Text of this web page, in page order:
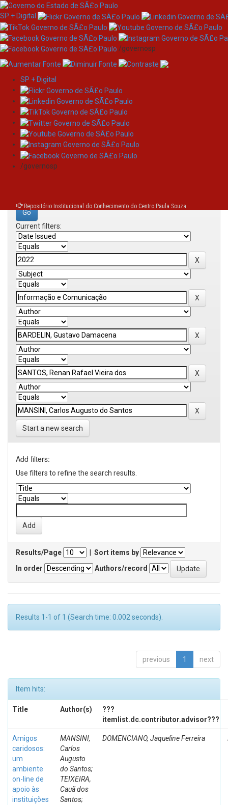
Skip
navigation
SP + Digital
/governosp
SP + Digital
/governosp
Repositório Institucional do Conhecimento do Centro Paula Souza
Search
Search:
Current filters:
Start a new search
Add filters:
Use filters to refine the search results.
Results/Page
Sort items by
In order
Authors/record
Results 1-1 of 1 (Search time: 0.002 seconds).
previous 1 next
Item hits:
Title Author(s)
???
itemlist.dc.contributor.advisor???
Amigos
caridosos:
um
ambiente
on-line de
apoio às
instituições
MANSINI,
Carlos
Augusto
do Santos;
TEIXEIRA,
Cauã dos
Santos;
DOMENCIANO, Jaqueline Ferreira